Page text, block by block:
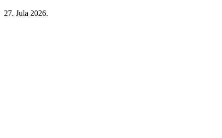
27. Jula 2026.